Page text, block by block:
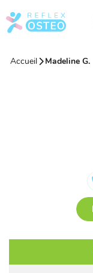
Accueil Madeline G.